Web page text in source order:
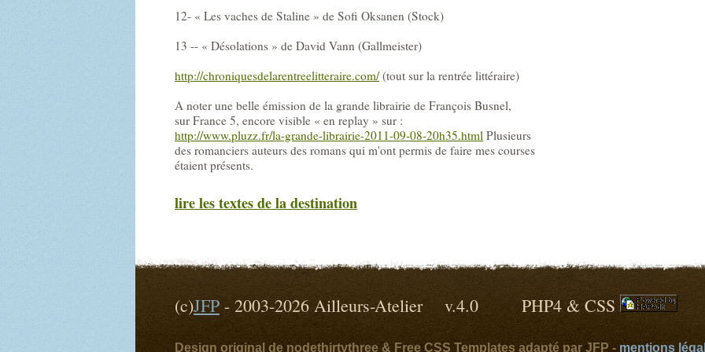
12- « Les vaches de Staline » de Sofi Oksanen (Stock)
13 -- « Désolations » de David Vann (Gallmeister)
http://chroniquesdelarentreelitteraire.com/(tout sur la rentrée littéraire)
A noter une belle émission de la grande librairie de François Busnel,
sur France 5, encore visible « en replay » sur :
http://www.pluzz.fr/la-grande-librairie-2011-09-08-20h35.html Plusieurs
des romanciers auteurs des romans qui m'ont permis de faire mes courses
étaient présents.
lire les textes de la destination
(c)JFP - 2003-2026 Ailleurs-Atelier v.4.0 PHP4 & CSS
Design original de nodethirtythree & Free CSS Templates adapté par JFP - mentions